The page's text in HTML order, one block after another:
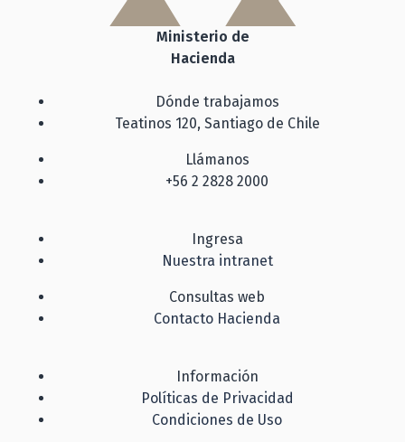
Ministerio de
Hacienda
Dónde trabajamos
Teatinos 120, Santiago de Chile
Llámanos
+56 2 2828 2000
Ingresa
Nuestra intranet
Consultas web
Contacto Hacienda
Información
Políticas de Privacidad
Condiciones de Uso